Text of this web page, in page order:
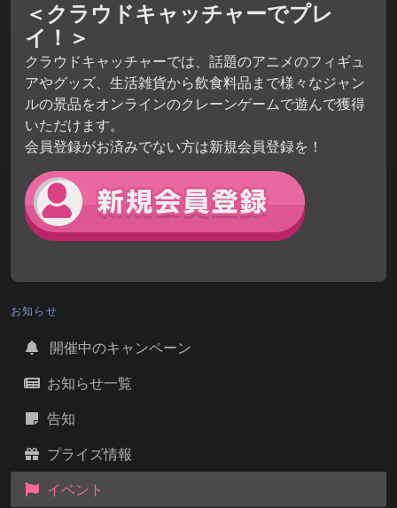
＜クラウドキャッチャーでプレ
イ！＞
クラウドキャッチャーでは、話題のアニメのフィギュ
アやグッズ、生活雑貨から飲食料品まで様々なジャン
ルの景品をオンラインのクレーンゲームで遊んで獲得
いただけます。
会員登録がお済みでない方は新規会員登録を！
お知らせ
開催中のキャンペーン
お知らせ一覧
告知
プライズ情報
イベント